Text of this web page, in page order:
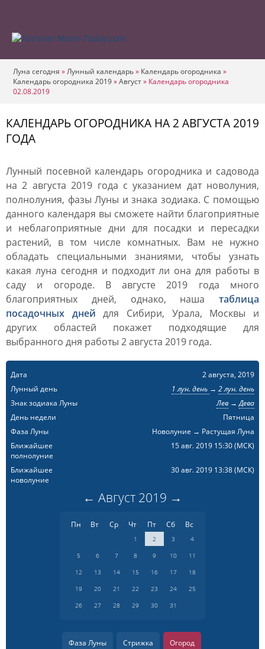
Луна сегодня »Лунный календарь» Календарь огородника »
Календарь огородника 2019»Август» Календарь огородника
02.08.2019
КАЛЕНДАРЬ ОГОРОДНИКА НА 2 АВГУСТА 2019
ГОДА
Лунный посевной календарь огородника и садовода
на 2 августа 2019 года с указанием дат новолуния,
полнолуния, фазы Луны и знака зодиака. С помощью
данного календаря вы сможете найти благоприятные
и неблагоприятные дни для посадки и пересадки
растений, в том числе комнатных. Вам не нужно
обладать специальными знаниями, чтобы узнать
какая луна сегодня и подходит ли она для работы в
саду и огороде. В августе 2019 года много
благоприятных дней, однако, наша таблица
посадочных дней для Сибири, Урала, Москвы и
других областей покажет подходящие для
выбранного дня работы 2 августа 2019 года.
Дата
2 августа, 2019
Лунный день
1 лун. день → 2 лун. день
Знак зодиака Луны
Лев→Дева
День недели
Пятница
Фаза Луны
Новолуние → Растущая Луна
Ближайшее
полнолуние
15 авг. 2019 15:30(МСК)
Ближайшее
новолуние
30 авг. 2019 13:38(МСК)
← Август 2019 →
Пн Вт Ср Чт Пт Сб Вс
1 2 3
4
5
6 7 8 9 10
11
12
13 14 15 16 17
18
19
20 21 22 23 24
25
26
27 28 29 30 31
Фаза Луны Стрижка Огород